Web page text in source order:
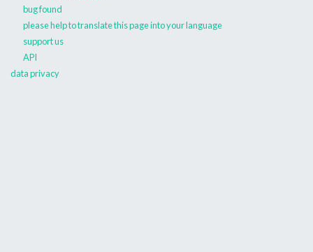
bug found
please help to translate this page into your language
support us
API
data privacy